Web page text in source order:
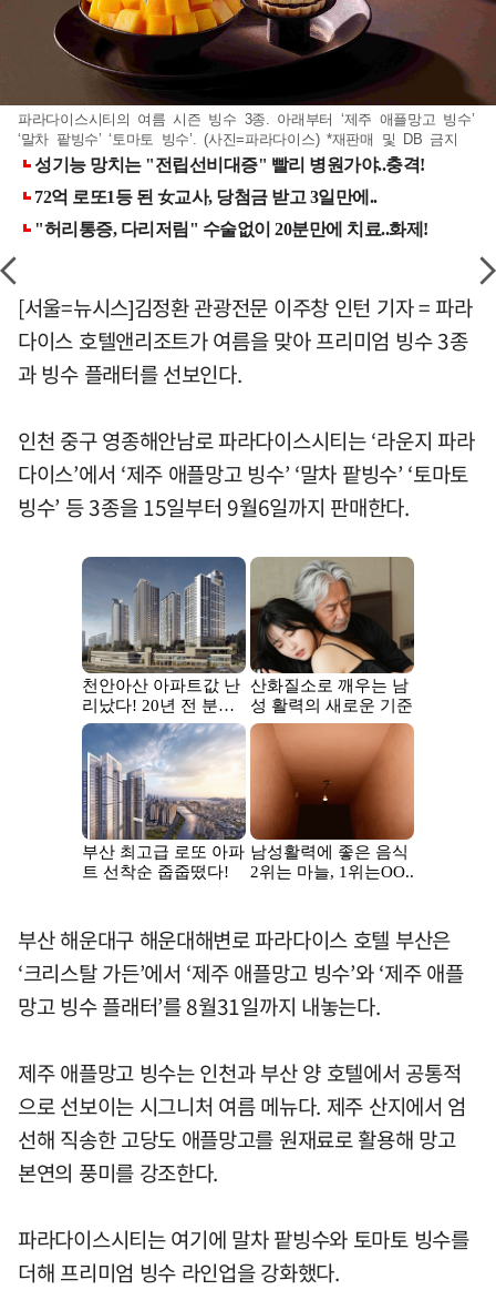
파라다이스시티의 여름 시즌 빙수 3종. 아래부터 ‘제주 애플망고 빙수’
‘말차 팥빙수’ ‘토마토 빙수’. (사진=파라다이스) *재판매 및 DB 금지
[서울=뉴시스]김정환 관광전문 이주창 인턴 기자 = 파라
다이스 호텔앤리조트가 여름을 맞아 프리미엄 빙수 3종
과 빙수 플래터를 선보인다.
인천 중구 영종해안남로 파라다이스시티는 ‘라운지 파라
다이스’에서 ‘제주 애플망고 빙수’ ‘말차 팥빙수’ ‘토마토
빙수’ 등 3종을 15일부터 9월6일까지 판매한다.
부산 해운대구 해운대해변로 파라다이스 호텔 부산은
‘크리스탈 가든’에서 ‘제주 애플망고 빙수’와 ‘제주 애플
망고 빙수 플래터’를 8월31일까지 내놓는다.
제주 애플망고 빙수는 인천과 부산 양 호텔에서 공통적
으로 선보이는 시그니처 여름 메뉴다. 제주 산지에서 엄
선해 직송한 고당도 애플망고를 원재료로 활용해 망고
본연의 풍미를 강조한다.
파라다이스시티는 여기에 말차 팥빙수와 토마토 빙수를
더해 프리미엄 빙수 라인업을 강화했다.